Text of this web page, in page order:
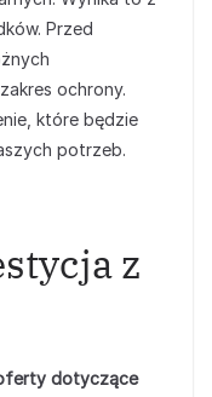
Przed
ochrony.
które będzie
potrzeb.
z
dotyczące